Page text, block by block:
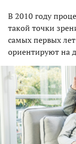
В 2010 году
такой точки
самых первых
ориентируют на